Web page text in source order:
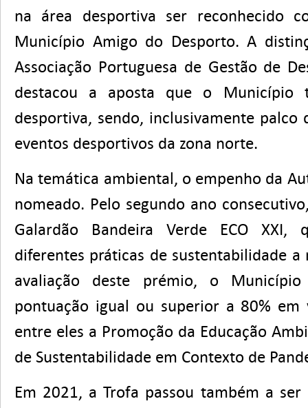
na área desportiva ser reconhecido
Município Amigo do Desporto. A
Associação Portuguesa de Gestão de
destacou a aposta que o Município
desportiva, sendo, inclusivamente palco
eventos desportivos da zona norte.
Na temática ambiental, o empenho da
nomeado. Pelo segundo ano
Galardão Bandeira Verde ECO XXI,
diferentes práticas de sustentabilidade
avaliação deste prémio, o Município
pontuação igual ou superior a 80% em
entre eles a Promoção da Educação
de Sustentabilidade em Contexto de
Em 2021, a Trofa passou também a